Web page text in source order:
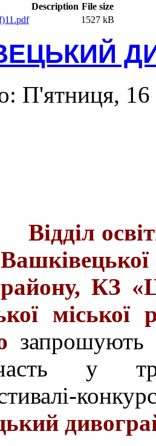
Description File size
11.pdf
1527 kB
П'ятниця,
Відділ
району, КЗ
міської
запрошують
у